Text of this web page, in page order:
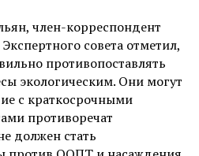
член-корреспондент
совета отметил,
противопоставлять
экологическим. Они могут
с краткосрочными
противоречат
должен стать